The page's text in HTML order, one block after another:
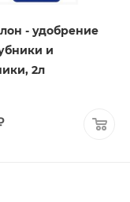
- удобрение
и
2л